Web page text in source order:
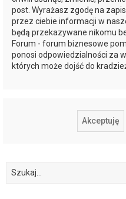
post. Wyrażasz zgodę na
przez ciebie informacji w
będą przekazywane nikomu
Forum - forum biznesowe
ponosi odpowiedzialności za
których może dojść do